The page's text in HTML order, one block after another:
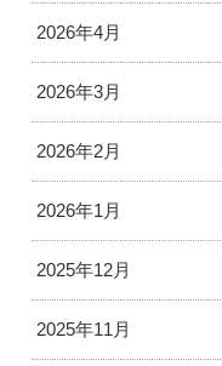
2026年4月
2026年3月
2026年2月
2026年1月
2025年12月
2025年11月